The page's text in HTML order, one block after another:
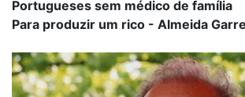
Portugueses sem médico de família
Para produzir um rico - Almeida